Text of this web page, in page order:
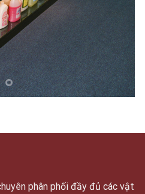
phân phối đầy đủ các vật